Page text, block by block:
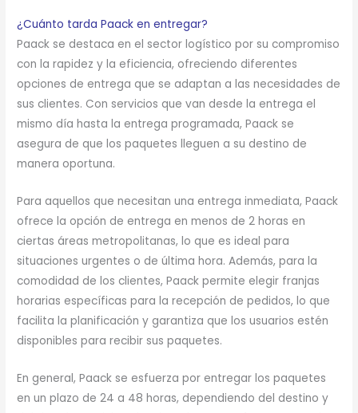
¿Cuánto tarda Paack en entregar?
Paack se destaca en el sector logístico por su compromiso
con la rapidez y la eficiencia, ofreciendo diferentes
opciones de entrega que se adaptan a las necesidades de
sus clientes. Con servicios que van desde la entrega el
mismo día hasta la entrega programada, Paack se
asegura de que los paquetes lleguen a su destino de
manera oportuna.
Para aquellos que necesitan una entrega inmediata, Paack
ofrece la opción de entrega en menos de 2 horas en
ciertas áreas metropolitanas, lo que es ideal para
situaciones urgentes o de última hora. Además, para la
comodidad de los clientes, Paack permite elegir franjas
horarias específicas para la recepción de pedidos, lo que
facilita la planificación y garantiza que los usuarios estén
disponibles para recibir sus paquetes.
En general, Paack se esfuerza por entregar los paquetes
en un plazo de 24 a 48 horas, dependiendo del destino y